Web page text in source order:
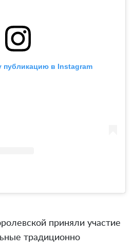
публикацию в Instagram
приняли участие
традиционно